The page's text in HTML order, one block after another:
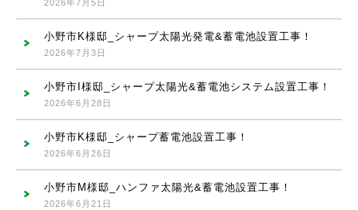
2026年7月5日
小野市K様邸_シャープ太陽光発電&蓄電池設置工事！
2026年7月3日
小野市I様邸_シャープ太陽光&蓄電池システム設置工事！
2026年6月28日
小野市K様邸_シャープ蓄電池設置工事！
2026年6月26日
小野市M様邸_ハンファ太陽光&蓄電池設置工事！
2026年6月21日